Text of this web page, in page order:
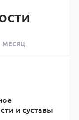
МЕСЯЦ
и суставы